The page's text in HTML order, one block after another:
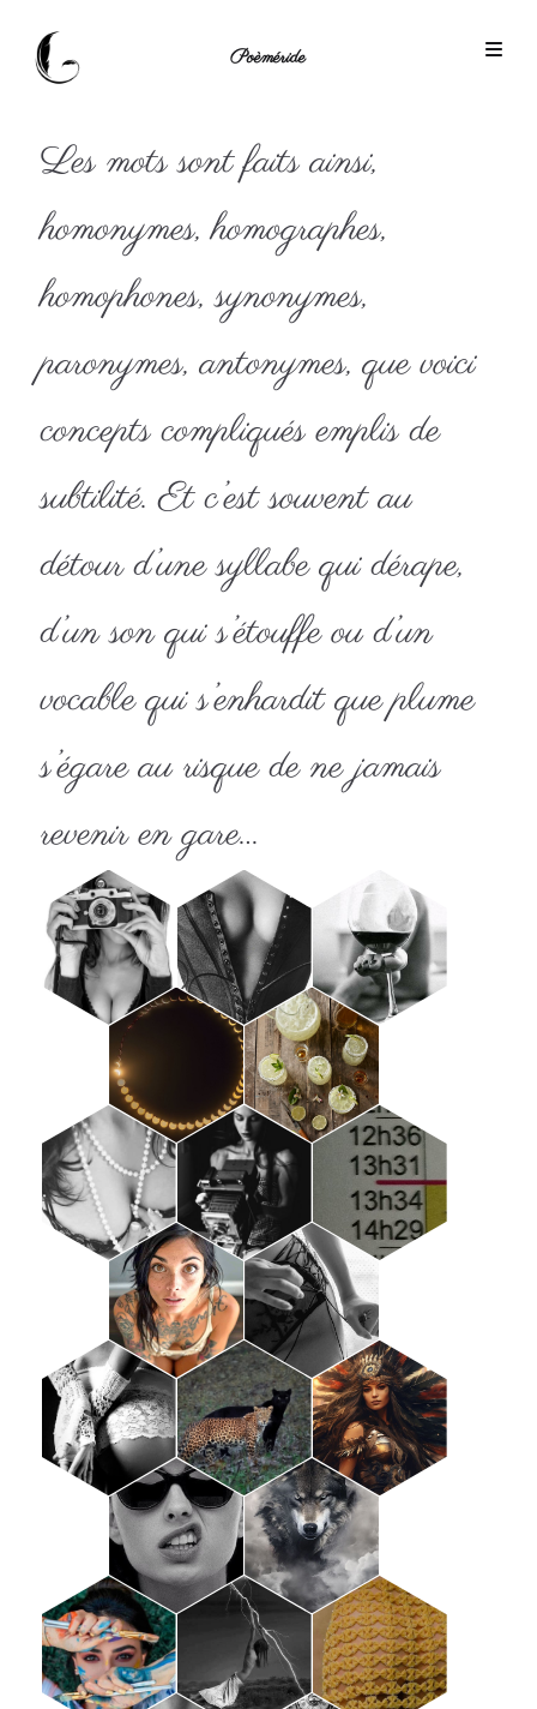
Poèméride
Les mots sont faits ainsi,
homonymes, homographes,
homophones, synonymes,
paronymes, antonymes, que voici
concepts compliqués emplis de
subtilité. Et c’est souvent au
détour d’une syllabe qui dérape,
d’un son qui s’étouffe ou d’un
vocable qui s’enhardit que plume
s’égare au risque de ne jamais
revenir en gare…